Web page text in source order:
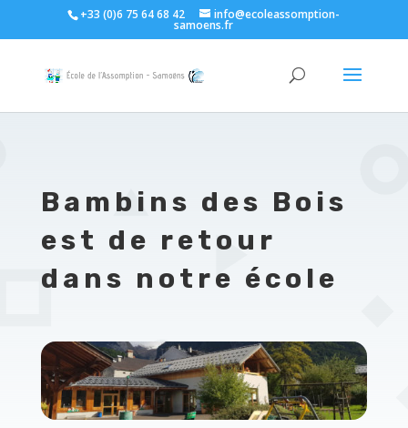
+33 (0)6 75 64 68 42 info@ecoleassomption-
samoens.fr
Bambins des Bois
est de retour
dans notre école